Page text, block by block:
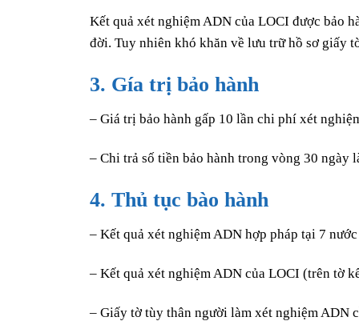
Kết quả xét nghiệm ADN của LOCI được bảo
đời. Tuy nhiên khó khăn về lưu trữ hồ sơ giấy
3. Gía trị bảo hành
– Giá trị bảo hành gấp 10 lần chi phí xét
– Chi trả số tiền bảo hành trong vòng 30 ngày
4. Thủ tục bào hành
– Kết quả xét nghiệm ADN hợp pháp tại 7
– Kết quả xét nghiệm ADN của LOCI (trên tờ
– Giấy tờ tùy thân người làm xét nghiệm ADN